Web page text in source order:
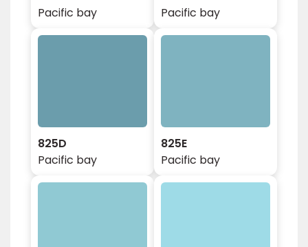
Pacific bay
Pacific bay
825D
Pacific bay
825E
Pacific bay